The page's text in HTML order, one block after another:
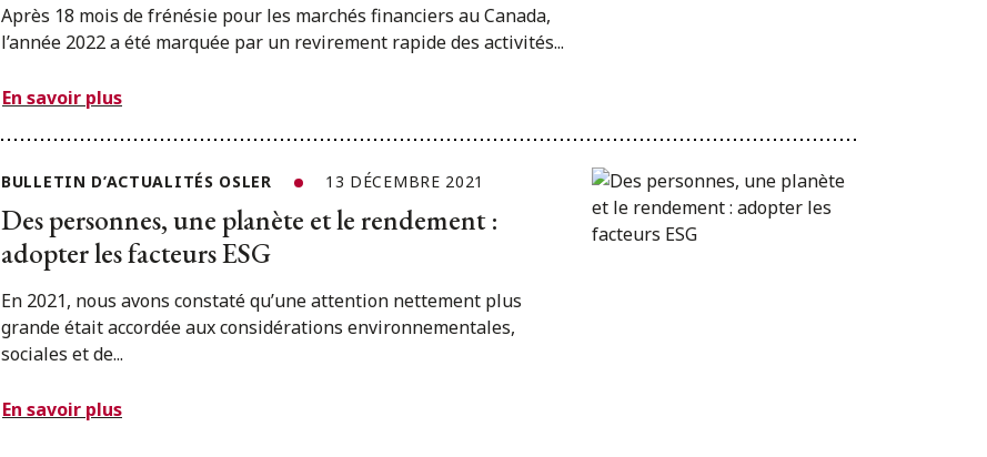
Après 18 mois de frénésie pour les marchés financiers au Canada,
l’année 2022 a été marquée par un revirement rapide des activités...
En savoir plus
BULLETIN D’ACTUALITÉS OSLER 13 DÉCEMBRE 2021
Des personnes, une planète et le rendement :
adopter les facteurs ESG
En 2021, nous avons constaté qu’une attention nettement plus
grande était accordée aux considérations environnementales,
sociales et de...
En savoir plus